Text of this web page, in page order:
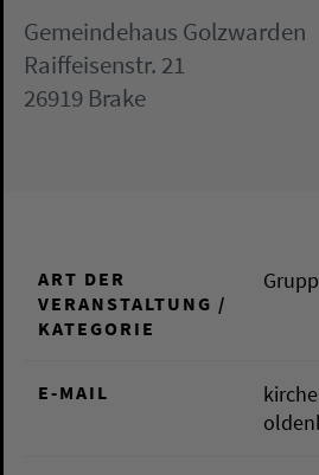
Gemeindehaus Golzwarden
Raiffeisenstr. 21
26919 Brake
ART DER
VERANSTALTUNG /
KATEGORIE
E-MAIL